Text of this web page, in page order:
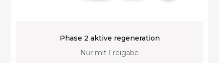
Phase 2 aktive regeneration
Nur mit Freigabe